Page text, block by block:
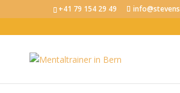
+41 79 154 29 49